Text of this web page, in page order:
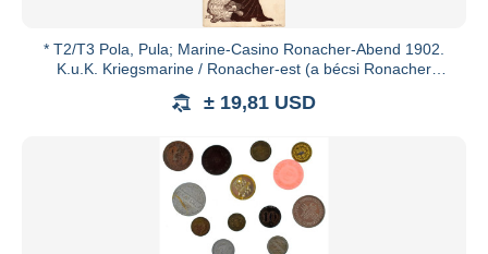
* T2/T3 Pola, Pula; Marine-Casino Ronacher-Abend 1902.
K.u.K. Kriegsmarine / Ronacher-est (a bécsi Ronacher
± 19,81 USD